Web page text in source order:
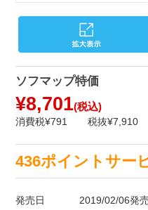
ソフマップ特価
¥8,701(税込)
消費税¥791 税抜¥7,910
436ポイントサー
発売日 2019/02/06発売